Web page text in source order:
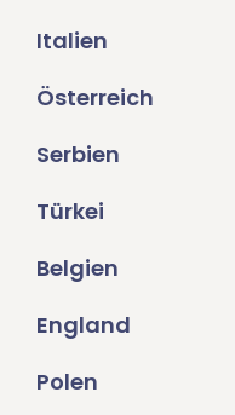
Italien
Österreich
Serbien
Türkei
Belgien
England
Polen